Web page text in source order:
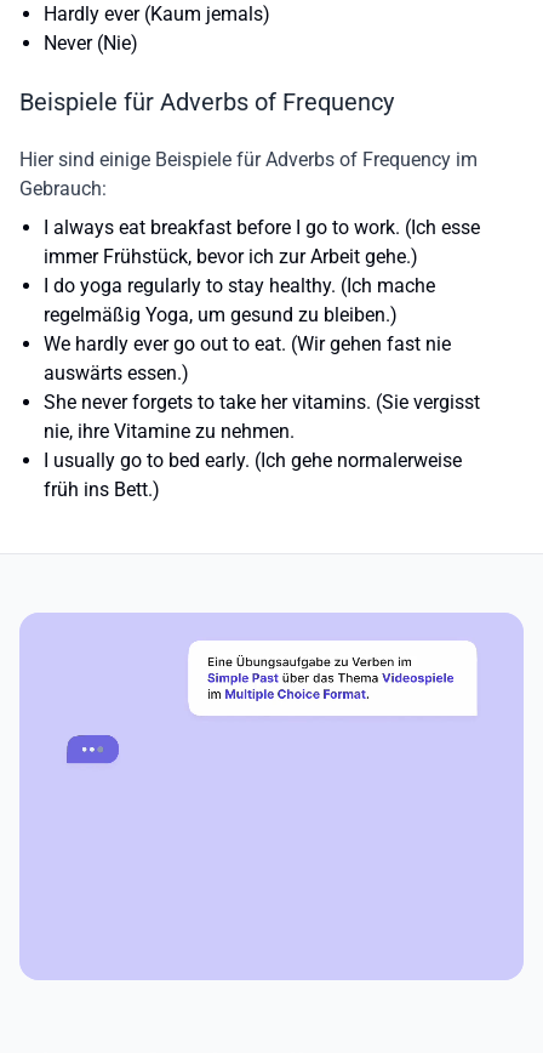
Hardly ever (Kaum jemals)
Never (Nie)
Beispiele für Adverbs of Frequency
Hier sind einige Beispiele für Adverbs of Frequency im
Gebrauch:
I always eat breakfast before I go to work. (Ich esse
immerFrühstück, bevor ich zur Arbeit gehe.)
I do yoga regularly to stay healthy. (Ich mache
regelmäßig Yoga, um gesund zu bleiben.)
We hardly evergo out to eat. (Wir gehen fast nie
auswärts essen.)
She neverforgets to take her vitamins. (Sie vergisst
nie, ihre Vitamine zu nehmen.
I usually go to bed early. (Ich gehe normalerweise
früh ins Bett.)